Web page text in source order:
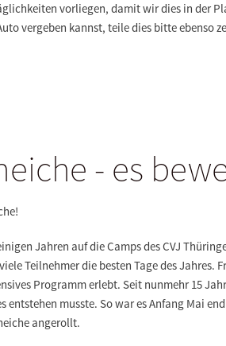
vorliegen, damit wir dies in der
vergeben kannst, teile dies bitte ebenso
- es
Jahren auf die Camps des CVJ
Teilnehmer die besten Tage des Jahres.
Programm erlebt. Seit nunmehr 15
entstehen musste. So war es Anfang Mai
angerollt.